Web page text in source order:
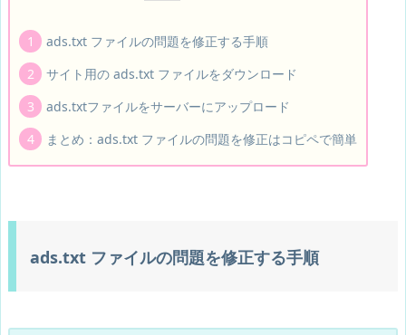
ads.txt ファイルの問題を修正する手順
サイト用の ads.txt ファイルをダウンロード
ads.txtファイルをサーバーにアップロード
まとめ：ads.txt ファイルの問題を修正はコピペで簡単
ads.txt ファイルの問題を修正する手順